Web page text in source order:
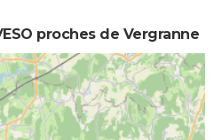
proches de Vergranne